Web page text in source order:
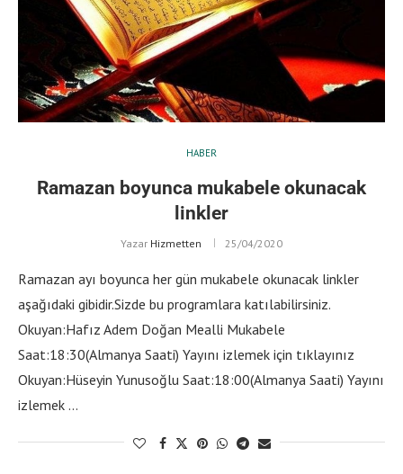
HABER
Ramazan boyunca mukabele okunacak
linkler
Yazar Hizmetten 25/04/2020
Ramazan ayı boyunca her gün mukabele okunacak linkler
aşağıdaki gibidir.Sizde bu programlara katılabilirsiniz.
Okuyan:Hafız Adem Doğan Mealli Mukabele
Saat:18:30(Almanya Saati) Yayını izlemek için tıklayınız
Okuyan:Hüseyin Yunusoğlu Saat:18:00(Almanya Saati) Yayını
izlemek …